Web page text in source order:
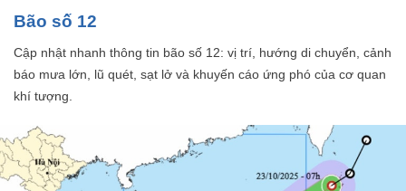
Bão số 12
Cập nhật nhanh thông tin bão số 12: vị trí, hướng di chuyển, cảnh
báo mưa lớn, lũ quét, sạt lở và khuyến cáo ứng phó của cơ quan
khí tượng.